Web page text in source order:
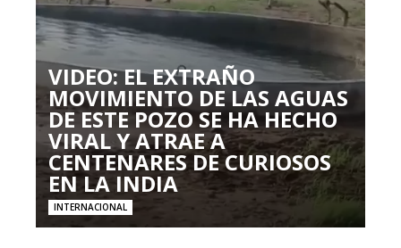
VIDEO: EL EXTRAÑO
MOVIMIENTO DE LAS AGUAS
DE ESTE POZO SE HA HECHO
VIRAL Y ATRAE A
CENTENARES DE CURIOSOS
EN LA INDIA
INTERNACIONAL